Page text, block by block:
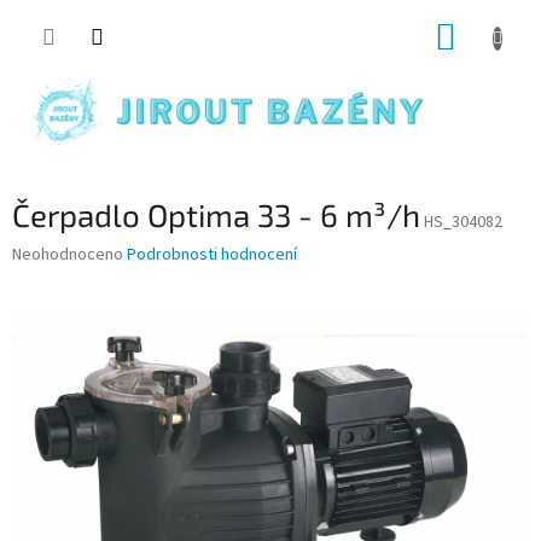
Čerpadlo Optima 33 - 6 m³/h HS_304082
Průměrné hodnocení produktu je 0,0 z 5 hvězdiček.
Neohodnoceno Podrobnosti hodnocení